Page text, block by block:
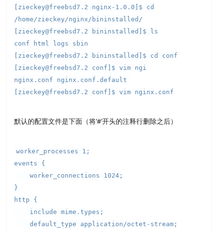
[zieckey@freebsd7.2 nginx-1.0.0]$ cd
/home/zieckey/nginx/bininstalled/
[zieckey@freebsd7.2 bininstalled]$ ls
conf html logs sbin
[zieckey@freebsd7.2 bininstalled]$ cd conf
[zieckey@freebsd7.2 conf]$ vim ngi
nginx.conf nginx.conf.default
[zieckey@freebsd7.2 conf]$ vim nginx.conf
默认的配置文件是下面（将‘#’开头的注释行删除之后）
worker_processes 1;
events {
worker_connections 1024;
}
http {
include mime.types;
default_type application/octet-stream;